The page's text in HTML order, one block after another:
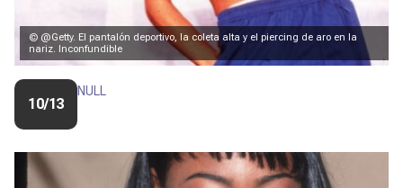
© @Getty. El pantalón deportivo, la coleta alta y el piercing de aro en la
nariz. Inconfundible
10/13
NULL